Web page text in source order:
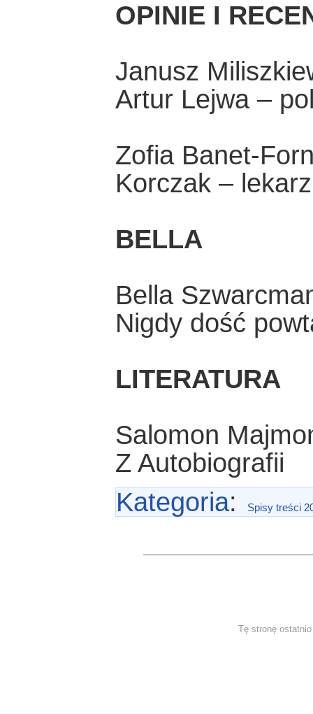
OPINIE I
Janusz
Artur Lejwa –
Zofia Banet-
Korczak –
BELLA
Bella
Nigdy dość
LITERATURA
Salomon
Z Autobiografii
Kategoria: Spisy treści
Tę stronę